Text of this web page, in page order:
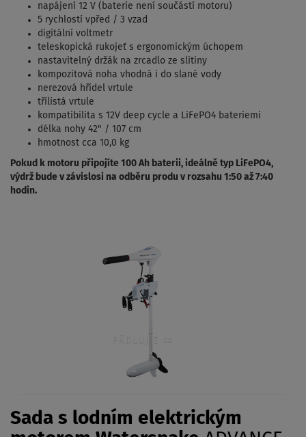
napájení 12 V (baterie není součástí motoru)
5 rychlostí vpřed / 3 vzad
digitální voltmetr
teleskopická rukojeť s ergonomickým úchopem
nastavitelný držák na zrcadlo ze slitiny
kompozitová noha vhodná i do slané vody
nerezová hřídel vrtule
třílistá vrtule
kompatibilita s 12V deep cycle a LiFePO4 bateriemi
délka nohy 42" / 107 cm
hmotnost cca 10,0 kg
Pokud k motoru připojíte 100 Ah baterii, ideálně typ LiFePO4,
výdrž bude v závislosi na odběru produ v rozsahu 1:50 až 7:40
hodin.
Sada s lodním elektrickým